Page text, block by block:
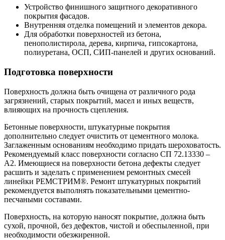
Устройство финишного защитного декоративного
покрытия фасадов.
Внутренняя отделка помещений и элементов декора.
Для обработки поверхностей из бетона,
пенополистирола, дерева, кирпича, гипсокартона,
полиуретана, ОСП, СИП-панелей и других оснований.
Подготовка поверхности
Поверхность должна быть очищена от различного рода
загрязнений, старых покрытий, масел и иных веществ,
влияющих на прочность сцепления.
Бетонные поверхности, штукатурные покрытия
дополнительно следует очистить от цементного молока.
Заглаженным основаниям необходимо придать шероховатость.
Рекомендуемый класс поверхности согласно СП 72.13330 –
А2. Имеющиеся на поверхности бетона дефекты следует
расшить и заделать с применением ремонтных смесей
линейки РЕМСТРИМ®. Ремонт штукатурных покрытий
рекомендуется выполнять показательными цементно-
песчаными составами.
Поверхность, на которую наносят покрытие, должна быть
сухой, прочной, без дефектов, чистой и обеспыленной, при
необходимости обезжиренной.